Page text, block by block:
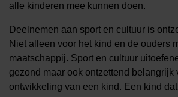
alle kinderen mee kunnen doen.
Deelnemen aan sport en cultuur is
Niet alleen voor het kind en de ouders
maatschappij. Sport en cultuur
gezond maar ook ontzettend belangrijk
ontwikkeling van een kind. Een kind